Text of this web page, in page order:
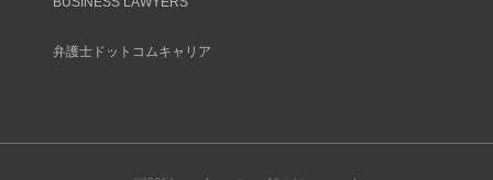
弁護士ドットコムキャリア